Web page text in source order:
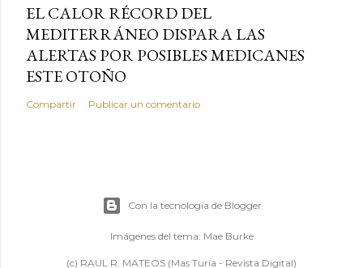
EL CALOR RÉCORD DEL
MEDITERRÁNEO DISPARA LAS
ALERTAS POR POSIBLES MEDICANES
ESTE OTOÑO
Compartir Publicar un comentario
Con la tecnología de Blogger
Imágenes del tema: Mae Burke
(c) RAUL R. MATEOS (Mas Turia - Revista Digital)